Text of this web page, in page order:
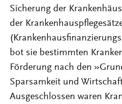
Sicherung der
der
bot sie bestimmten
Förderung nach den
Sparsamkeit und
Ausgeschlossen waren